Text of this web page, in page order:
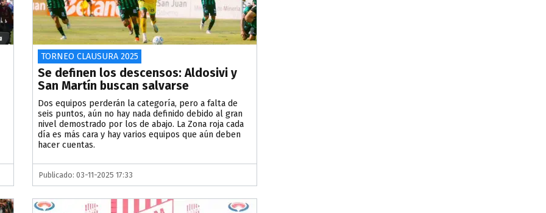
TORNEO CLAUSURA 2025
Se definen los descensos: Aldosivi y
San Martín buscan salvarse
Dos equipos perderán la categoría, pero a falta de
seis puntos, aún no hay nada definido debido al gran
nivel demostrado por los de abajo. La Zona roja cada
día es más cara y hay varios equipos que aún deben
hacer cuentas.
Publicado: 03-11-2025 17:33